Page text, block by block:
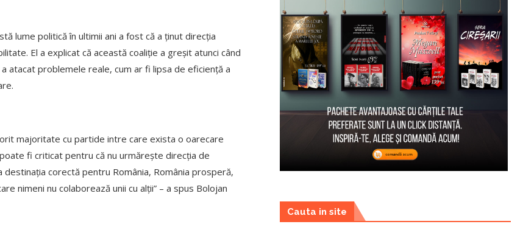
lume politică în ultimii ani a fost că a ţinut direcţia
El a explicat că această coaliţie a greşit atunci când
atacat problemele reale, cum ar fi lipsa de eficienţă a
majoritate cu partide intre care exista o oarecare
fi criticat pentru că nu urmăreşte direcţia de
corectă pentru România, România prosperă,
nimeni nu colaborează unii cu alţii” – a spus Bolojan
Cauta in site